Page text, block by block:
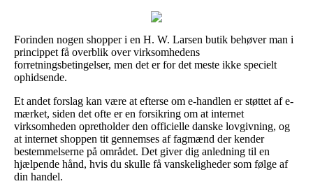
Forinden nogen shopper i en H. W. Larsen butik behøver man i
princippet få overblik over virksomhedens
forretningsbetingelser, men det er for det meste ikke specielt
ophidsende.
Et andet forslag kan være at efterse om e-handlen er støttet af e-
mærket, siden det ofte er en forsikring om at internet
virksomheden opretholder den officielle danske lovgivning, og
at internet shoppen tit gennemses af fagmænd der kender
bestemmelserne på området. Det giver dig anledning til en
hjælpende hånd, hvis du skulle få vanskeligheder som følge af
din handel.